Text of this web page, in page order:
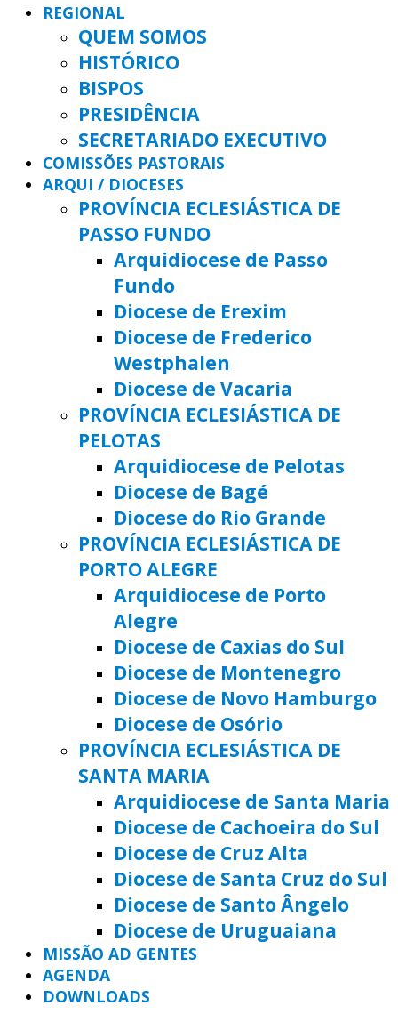
REGIONAL
QUEM SOMOS
HISTÓRICO
BISPOS
PRESIDÊNCIA
SECRETARIADO EXECUTIVO
COMISSÕES PASTORAIS
ARQUI / DIOCESES
PROVÍNCIA ECLESIÁSTICA DE
PASSO FUNDO
Arquidiocese de Passo
Fundo
Diocese de Erexim
Diocese de Frederico
Westphalen
Diocese de Vacaria
PROVÍNCIA ECLESIÁSTICA DE
PELOTAS
Arquidiocese de Pelotas
Diocese de Bagé
Diocese do Rio Grande
PROVÍNCIA ECLESIÁSTICA DE
PORTO ALEGRE
Arquidiocese de Porto
Alegre
Diocese de Caxias do Sul
Diocese de Montenegro
Diocese de Novo Hamburgo
Diocese de Osório
PROVÍNCIA ECLESIÁSTICA DE
SANTA MARIA
Arquidiocese de Santa Maria
Diocese de Cachoeira do Sul
Diocese de Cruz Alta
Diocese de Santa Cruz do Sul
Diocese de Santo Ângelo
Diocese de Uruguaiana
MISSÃO AD GENTES
AGENDA
DOWNLOADS